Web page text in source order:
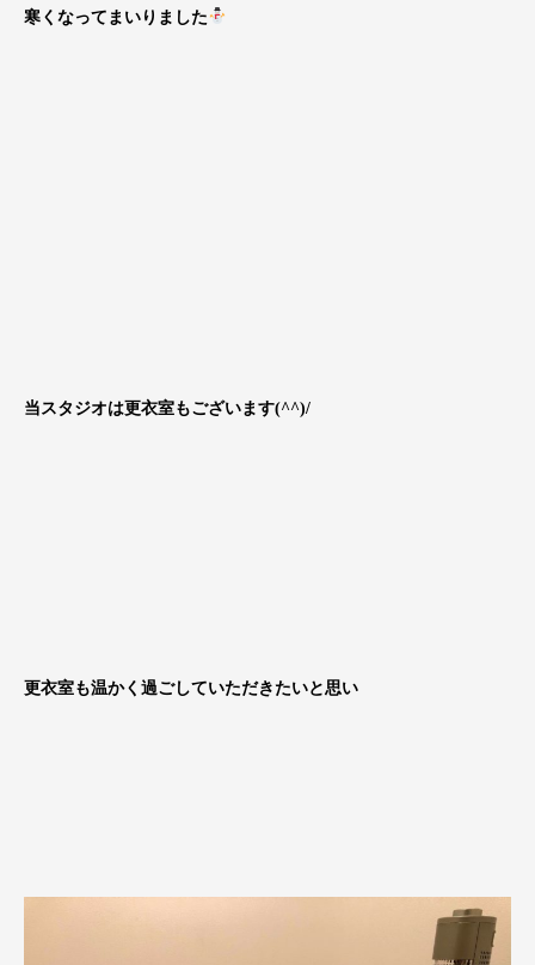
寒くなってまいりました
当スタジオは更衣室もございます(^^)/
更衣室も温かく過ごしていただきたいと思い